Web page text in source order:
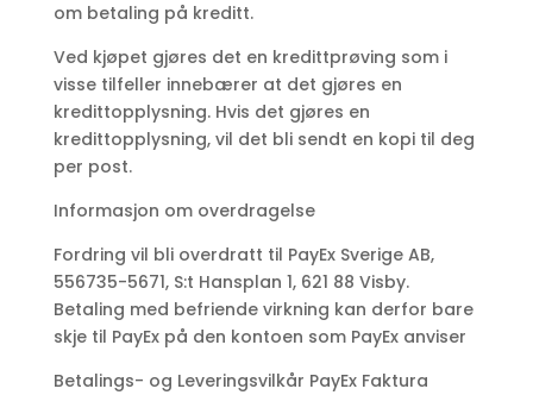
om betaling på kreditt.
Ved kjøpet gjøres det en kredittprøving som i
visse tilfeller innebærer at det gjøres en
kredittopplysning. Hvis det gjøres en
kredittopplysning, vil det bli sendt en kopi til deg
per post.
Informasjon om overdragelse
Fordring vil bli overdratt til PayEx Sverige AB,
556735-5671, S:t Hansplan 1, 621 88 Visby.
Betaling med befriende virkning kan derfor bare
skje til PayEx på den kontoen som PayEx anviser
Betalings- og Leveringsvilkår PayEx Faktura